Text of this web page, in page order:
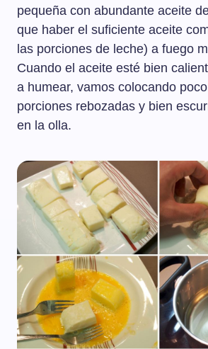
pequeña con abundante aceite
que haber el suficiente aceite
las porciones de leche) a fuego
Cuando el aceite esté bien
a humear, vamos colocando
porciones rebozadas y bien
en la olla.